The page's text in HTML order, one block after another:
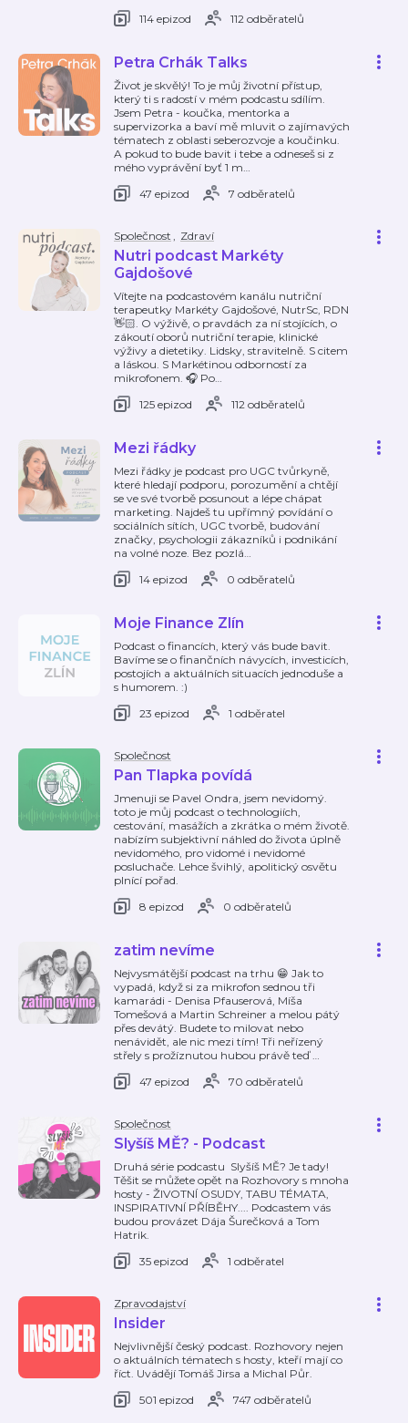
114 epizod
112 odběratelů
Petra Crhák Talks
Život je skvělý! To je můj životní přístup,
který ti s radostí v mém podcastu sdílím.
Jsem Petra - koučka, mentorka a
supervizorka a baví mě mluvit o zajímavých
tématech z oblasti seberozvoje a koučinku.
A pokud to bude bavit i tebe a odneseš si z
mého vyprávění byť 1 m…
47 epizod
7 odběratelů
Společnost , Zdraví
Nutri podcast Markéty
Gajdošové
Vítejte na podcastovém kanálu nutriční
terapeutky Markéty Gajdošové, NutrSc, RDN
👋🏻. O výživě, o pravdách za ní stojících, o
zákoutí oborů nutriční terapie, klinické
výživy a dietetiky. Lidsky, stravitelně. S citem
a láskou. S Markétinou odborností za
mikrofonem. 🎧 Po…
125 epizod
112 odběratelů
Mezi řádky
Mezi řádky je podcast pro UGC tvůrkyně,
které hledají podporu, porozumění a chtějí
se ve své tvorbě posunout a lépe chápat
marketing. Najdeš tu upřímný povídání o
sociálních sítích, UGC tvorbě, budování
značky, psychologii zákazníků i podnikání
na volné noze. Bez pozlá…
14 epizod
0 odběratelů
Moje Finance Zlín
Podcast o financích, který vás bude bavit.
Bavíme se o finančních návycích, investicích,
postojích a aktuálních situacích jednoduše a
s humorem. :)
23 epizod
1 odběratel
Společnost
Pan Tlapka povídá
Jmenuji se Pavel Ondra, jsem nevidomý.
toto je můj podcast o technologiích,
cestování, masážích a zkrátka o mém životě.
nabízím subjektivní náhled do života úplně
nevidomého, pro vidomé i nevidomé
posluchače. Lehce švihlý, apolitický osvětu
plnící pořad.
8 epizod
0 odběratelů
zatim nevíme
Nejvysmátější podcast na trhu 😁 Jak to
vypadá, když si za mikrofon sednou tři
kamarádi - Denisa Pfauserová, Míša
Tomešová a Martin Schreiner a melou pátý
přes devátý. Budete to milovat nebo
nenávidět, ale nic mezi tím! Tři neřízený
střely s prožíznutou hubou právě teď…
47 epizod
70 odběratelů
Společnost
Slyšíš MĚ? - Podcast
Druhá série podcastu Slyšíš MĚ? Je tady!
Těšit se můžete opět na Rozhovory s mnoha
hosty - ŽIVOTNÍ OSUDY, TABU TÉMATA,
INSPIRATIVNÍ PŘÍBĚHY.... Podcastem vás
budou provázet Dája Šurečková a Tom
Hatrik.
35 epizod
1 odběratel
Zpravodajství
Insider
Nejvlivnější český podcast. Rozhovory nejen
o aktuálních tématech s hosty, kteří mají co
říct. Uvádějí Tomáš Jirsa a Michal Půr.
501 epizod
747 odběratelů